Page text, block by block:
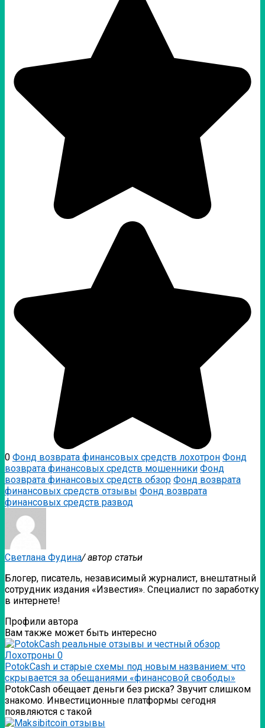
0 Фонд возврата финансовых средств лохотрон Фонд
возврата финансовых средств мошенники Фонд
возврата финансовых средств обзор Фонд возврата
финансовых средств отзывы Фонд возврата
финансовых средств развод
Светлана Фудина/ автор статьи
Блогер, писатель, независимый журналист, внештатный
сотрудник издания «Известия». Специалист по заработку
в интернете!
Профили автора
Вам также может быть интересно
Лохотроны 0
PotokCash и старые схемы под новым названием: что
скрывается за обещаниями «финансовой свободы»
PotokCash обещает деньги без риска? Звучит слишком
знакомо. Инвестиционные платформы сегодня
появляются с такой